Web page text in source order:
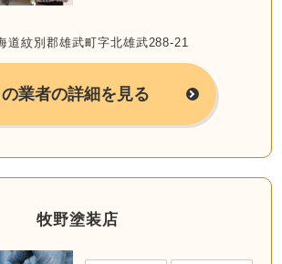
紋別郡雄武町字北雄武288-21
の業者の詳細を見る
牧野塗装店